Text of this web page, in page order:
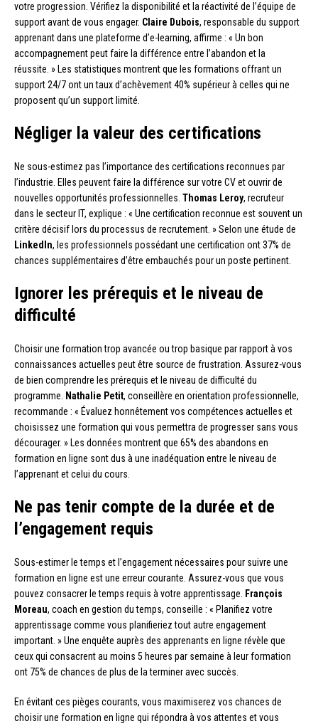
votre progression. Vérifiez la disponibilité et la réactivité de l’équipe de
support avant de vous engager. Claire Dubois, responsable du support
apprenant dans une plateforme d’e-learning, affirme : « Un bon
accompagnement peut faire la différence entre l’abandon et la
réussite. » Les statistiques montrent que les formations offrant un
support 24/7 ont un taux d’achèvement 40% supérieur à celles qui ne
proposent qu’un support limité.
Négliger la valeur des certifications
Ne sous-estimez pas l’importance des certifications reconnues par
l’industrie. Elles peuvent faire la différence sur votre CV et ouvrir de
nouvelles opportunités professionnelles. Thomas Leroy, recruteur
dans le secteur IT, explique : « Une certification reconnue est souvent un
critère décisif lors du processus de recrutement. » Selon une étude de
LinkedIn, les professionnels possédant une certification ont 37% de
chances supplémentaires d’être embauchés pour un poste pertinent.
Ignorer les prérequis et le niveau de
difficulté
Choisir une formation trop avancée ou trop basique par rapport à vos
connaissances actuelles peut être source de frustration. Assurez-vous
de bien comprendre les prérequis et le niveau de difficulté du
programme. Nathalie Petit, conseillère en orientation professionnelle,
recommande : « Évaluez honnêtement vos compétences actuelles et
choisissez une formation qui vous permettra de progresser sans vous
décourager. » Les données montrent que 65% des abandons en
formation en ligne sont dus à une inadéquation entre le niveau de
l’apprenant et celui du cours.
Ne pas tenir compte de la durée et de
l’engagement requis
Sous-estimer le temps et l’engagement nécessaires pour suivre une
formation en ligne est une erreur courante. Assurez-vous que vous
pouvez consacrer le temps requis à votre apprentissage. François
Moreau, coach en gestion du temps, conseille : « Planifiez votre
apprentissage comme vous planifieriez tout autre engagement
important. » Une enquête auprès des apprenants en ligne révèle que
ceux qui consacrent au moins 5 heures par semaine à leur formation
ont 75% de chances de plus de la terminer avec succès.
En évitant ces pièges courants, vous maximiserez vos chances de
choisir une formation en ligne qui répondra à vos attentes et vous